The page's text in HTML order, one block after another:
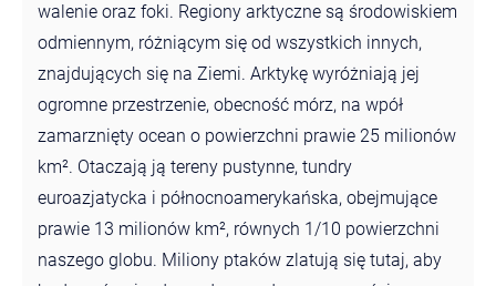
walenie oraz foki. Regiony arktyczne są środowiskiem
odmiennym, różniącym się od wszystkich innych,
znajdujących się na Ziemi. Arktykę wyróżniają jej
ogromne przestrzenie, obecność mórz, na wpół
zamarznięty ocean o powierzchni prawie 25 milionów
km². Otaczają ją tereny pustynne, tundry
euroazjatycka i północnoamerykańska, obejmujące
prawie 13 milionów km², równych 1/10 powierzchni
naszego globu. Miliony ptaków zlatują się tutaj, aby